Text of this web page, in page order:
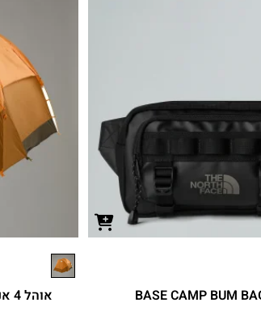
אוהל 4 אנשים WAWONA 4-PERSON